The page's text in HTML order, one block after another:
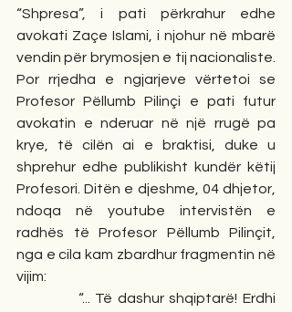
“Shpresa”, i pati përkrahur edhe
avokati Zaçe Islami, i njohur në mbarë
vendin për brymosjen e tij nacionaliste.
Por rrjedha e ngjarjeve vërtetoi se
Profesor Pëllumb Pilinçi e pati futur
avokatin e nderuar në një rrugë pa
krye, të cilën ai e braktisi, duke u
shprehur edhe publikisht kundër këtij
Profesori. Ditën e djeshme, 04 dhjetor,
ndoqa në youtube intervistën e
radhës të Profesor Pëllumb Pilinçit,
nga e cila kam zbardhur fragmentin në
vijim:
“... Të dashur shqiptarë! Erdhi